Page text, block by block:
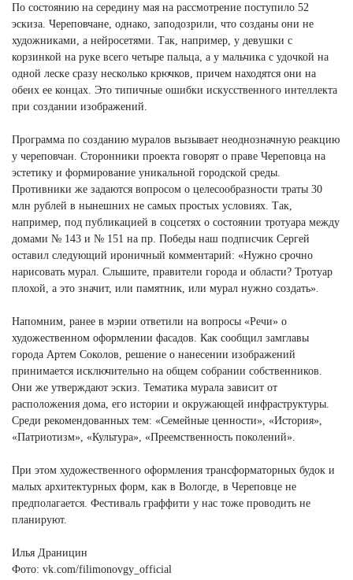
По состоянию на середину мая на рассмотрение поступило 52
эскиза. Череповчане, однако, заподозрили, что созданы они не
художниками, а нейросетями. Так, например, у девушки с
корзинкой на руке всего четыре пальца, а у мальчика с удочкой на
одной леске сразу несколько крючков, причем находятся они на
обеих ее концах. Это типичные ошибки искусственного интеллекта
при создании изображений.
Программа по созданию муралов вызывает неоднозначную реакцию
у череповчан. Сторонники проекта говорят о праве Череповца на
эстетику и формирование уникальной городской среды.
Противники же задаются вопросом о целесообразности траты 30
млн рублей в нынешних не самых простых условиях. Так,
например, под публикацией в соцсетях о состоянии тротуара между
домами № 143 и № 151 на пр. Победы наш подписчик Сергей
оставил следующий ироничный комментарий: «Нужно срочно
нарисовать мурал. Слышите, правители города и области? Тротуар
плохой, а это значит, или памятник, или мурал нужно создать».
Напомним, ранее в мэрии ответили на вопросы «Речи» о
художественном оформлении фасадов. Как сообщил замглавы
города Артем Соколов, решение о нанесении изображений
принимается исключительно на общем собрании собственников.
Они же утверждают эскиз. Тематика мурала зависит от
расположения дома, его истории и окружающей инфраструктуры.
Среди рекомендованных тем: «Семейные ценности», «История»,
«Патриотизм», «Культура», «Преемственность поколений».
При этом художественного оформления трансформаторных будок и
малых архитектурных форм, как в Вологде, в Череповце не
предполагается. Фестиваль граффити у нас тоже проводить не
планируют.
Илья Драницин
Фото: vk.com/filimonovgy_official